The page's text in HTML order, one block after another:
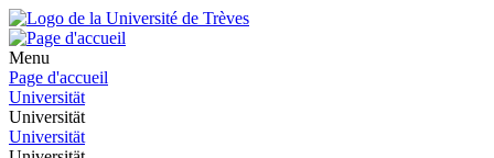
Menu
Page d'accueil
Universität
Universität
Universität